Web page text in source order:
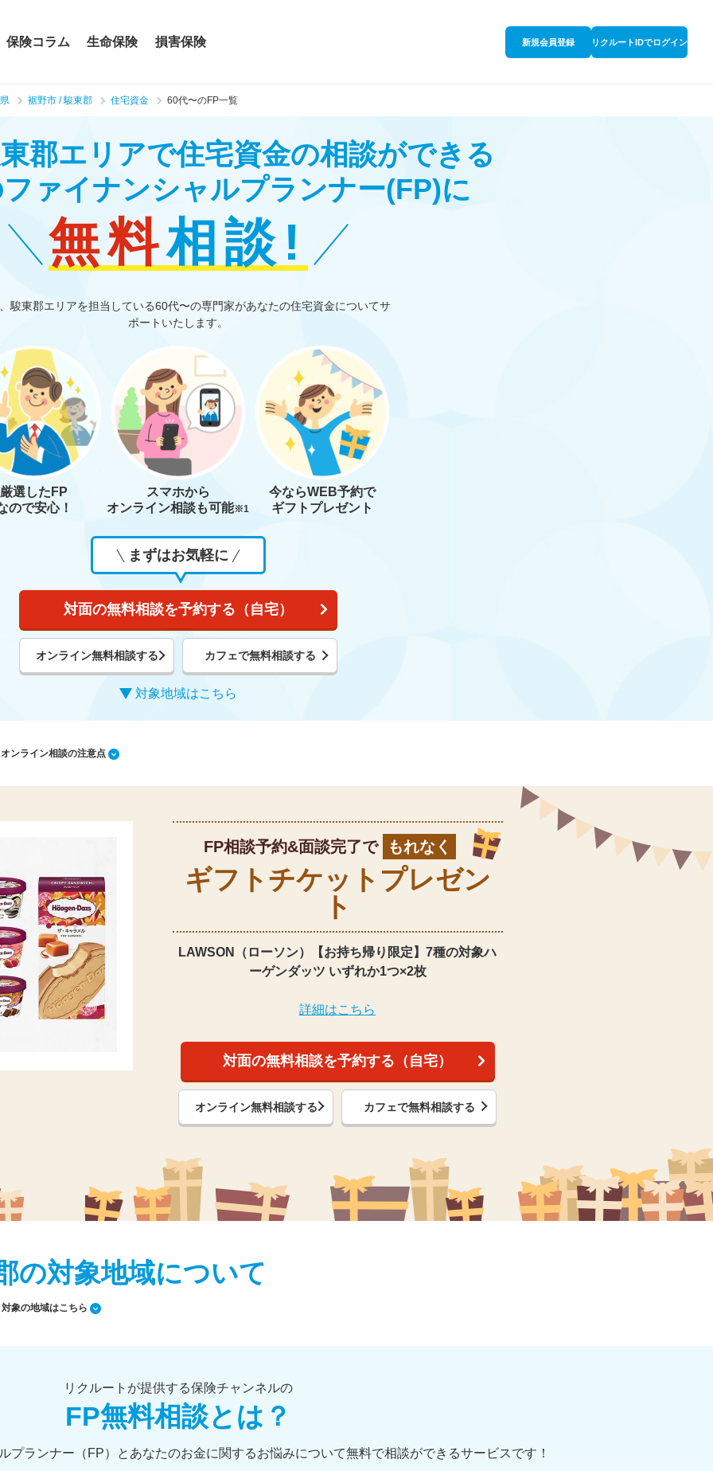
保険コラム 生命保険 損害保険 新規会員登録 リクルートIDでログイン
裾野市 / 駿東郡 住宅資金 60代〜のFP一覧
郡エリアで住宅資金の相談ができる
ァイナンシャルプランナー(FP)に
無料相談!
駿東郡エリアを担当している60代〜の専門家があなたの住宅資金についてサ
ポートいたします。
厳選したFP
ので安心！
スマホから
オンライン相談も可能※1
今ならWEB予約で
ギフトプレゼント
まずはお気軽に
対面の無料相談を予約する（自宅）
オンライン無料相談する カフェで無料相談する
対象地域はこちら
ンライン相談の注意点
FP相談予約&面談完了で もれなく
ギフトチケット プレゼン
ト
LAWSON（ローソン）【お持ち帰り限定】 7種の対象ハ
ーゲンダッツ いずれか1つ×2枚
詳細はこちら
対面の無料相談を予約する（自宅）
オンライン無料相談する カフェで無料相談する
の対象地域について
対象の地域はこちら
リクルートが提供する保険チャンネルの
FP無料相談とは？
プランナー（FP）とあなたのお金に関するお悩みについて無料で相談ができるサービスです！